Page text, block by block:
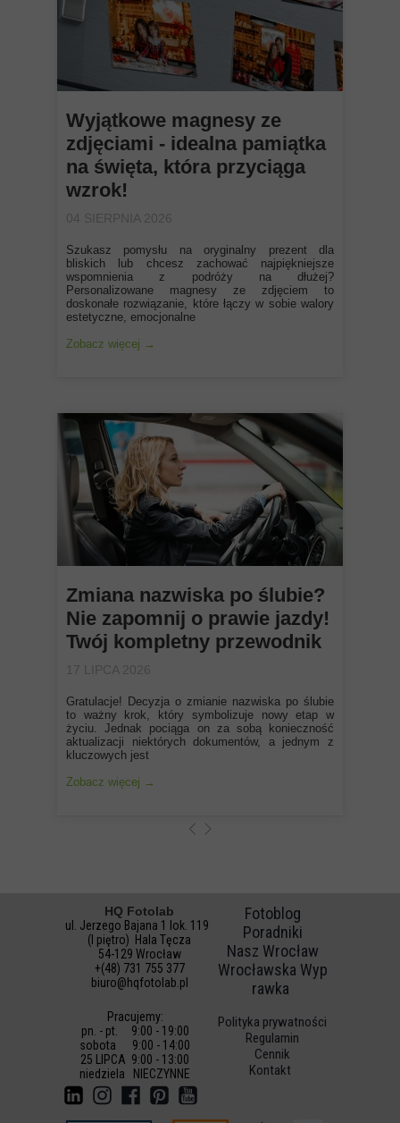
Wyjątkowe magnesy ze
zdjęciami - idealna pamiątka
na święta, która przyciąga
wzrok!
04 SIERPNIA 2026
Szukasz pomysłu na oryginalny prezent dla
bliskich lub chcesz zachować najpiękniejsze
wspomnienia z podróży na dłużej?
Personalizowane magnesy ze zdjęciem to
doskonałe rozwiązanie, które łączy w sobie walory
estetyczne, emocjonalne
Zobacz więcej →
Zmiana nazwiska po ślubie?
Nie zapomnij o prawie jazdy!
Twój kompletny przewodnik
17 LIPCA 2026
Gratulacje! Decyzja o zmianie nazwiska po ślubie
to ważny krok, który symbolizuje nowy etap w
życiu. Jednak pociąga on za sobą konieczność
aktualizacji niektórych dokumentów, a jednym z
kluczowych jest
Zobacz więcej →
HQ Fotolab
ul. Jerzego Bajana 1 lok. 119
(I piętro) Hala Tęcza
54-129 Wrocław
+(48) 731 755 377
biuro@hqfotolab.pl
Pracujemy:
pn. - pt. 9:00 - 19:00
sobota 9:00 - 14:00
25 LIPCA 9:00 - 13:00
niedziela NIECZYNNE
Fotoblog
Poradniki
Nasz Wrocław
Wrocławska Wyp
rawka
Polityka prywatności
Regulamin
Cennik
Kontakt